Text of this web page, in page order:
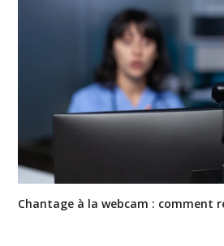
Chantage à la webcam : comment